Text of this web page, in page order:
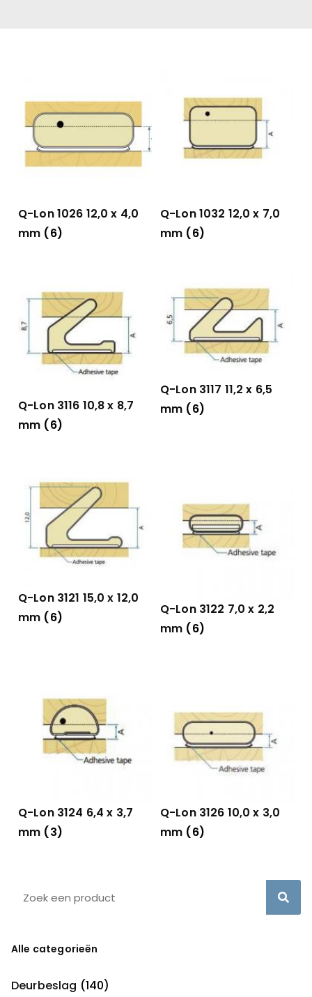
Q-Lon 1026 12,0 x 4,0
mm (6)
Q-Lon 1032 12,0 x 7,0
mm (6)
Q-Lon 3116 10,8 x 8,7
mm (6)
Q-Lon 3117 11,2 x 6,5
mm (6)
Q-Lon 3121 15,0 x 12,0
mm (6)
Q-Lon 3122 7,0 x 2,2
mm (6)
Q-Lon 3124 6,4 x 3,7
mm (3)
Q-Lon 3126 10,0 x 3,0
mm (6)
Alle categorieën
Deurbeslag (140)